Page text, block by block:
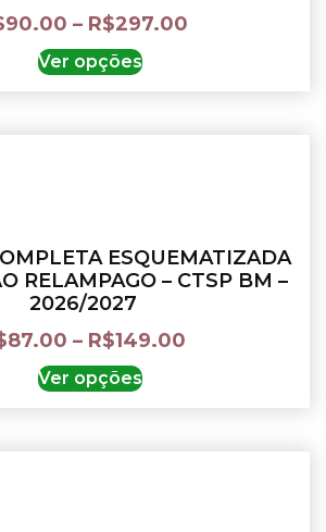
90.00 – R$297.00
Ver opções
ESQUEMATIZADA
RELAMPAGO – CTSP BM –
2026/2027
87.00 – R$149.00
Ver opções